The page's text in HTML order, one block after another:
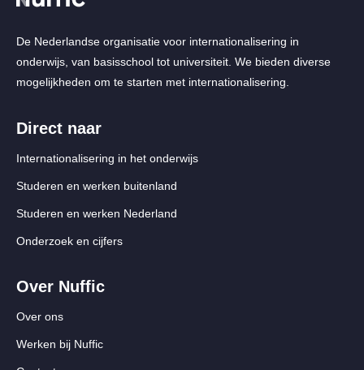
De Nederlandse organisatie voor internationalisering in
onderwijs, van basisschool tot universiteit. We bieden diverse
mogelijkheden om te starten met internationalisering.
Direct naar
Internationalisering in het onderwijs
Studeren en werken buitenland
Studeren en werken Nederland
Onderzoek en cijfers
Over Nuffic
Over ons
Werken bij Nuffic